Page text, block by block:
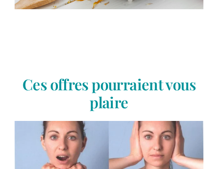
Ces offres pourraient vous
plaire